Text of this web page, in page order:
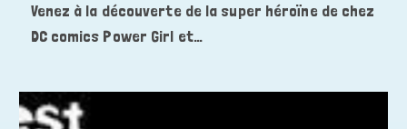
Venez à la découverte de la super héroïne de chez
DC comics Power Girl et…